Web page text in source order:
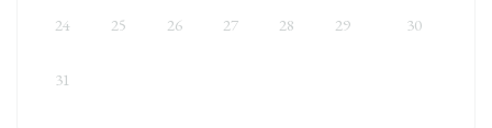
24 25 26 27 28 29 30
31